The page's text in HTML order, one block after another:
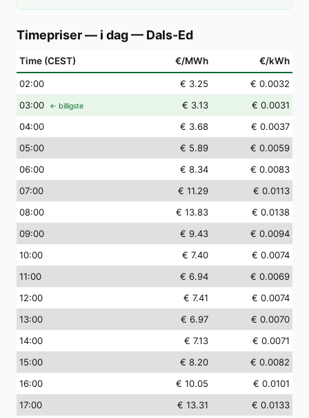
Timepriser — i dag— Dals-Ed
Time (CEST) €/MWh €/kWh
02:00 € 3.25
€ 0.0032
03:00 ← billigste € 3.13
€ 0.0031
04:00 € 3.68
€ 0.0037
05:00 € 5.89
€ 0.0059
06:00 € 8.34
€ 0.0083
07:00 € 11.29
€ 0.0113
08:00 € 13.83
€ 0.0138
09:00 € 9.43
€ 0.0094
10:00 € 7.40
€ 0.0074
11:00 € 6.94
€ 0.0069
12:00 € 7.41
€ 0.0074
13:00 € 6.97
€ 0.0070
14:00 € 7.13
€ 0.0071
15:00 € 8.20
€ 0.0082
16:00 € 10.05
€ 0.0101
17:00 € 13.31
€ 0.0133